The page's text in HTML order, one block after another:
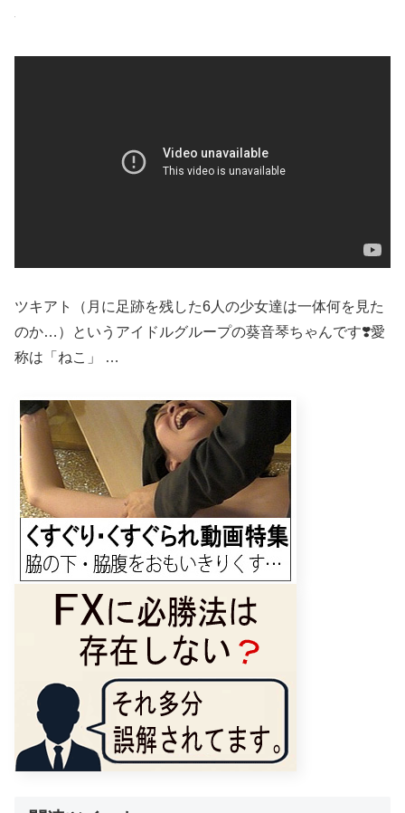
ツキアト（月に足跡を残した6人の少女達は一体何を見た
のか…）というアイドルグループの葵音琴ちゃんです❣️愛
称は「ねこ」 …